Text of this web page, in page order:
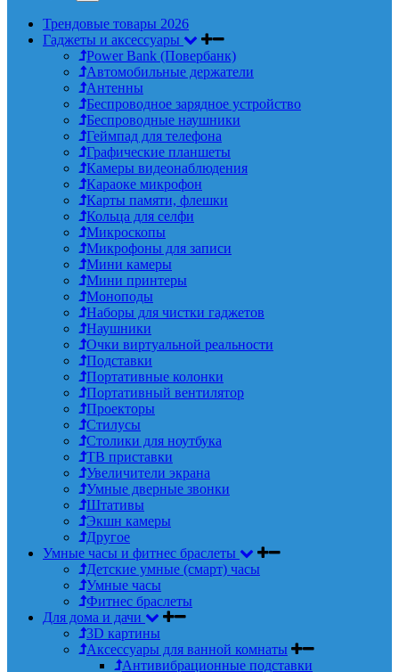
Трендовые товары 2026
Гаджеты и аксессуары
Power Bank (Повербанк)
Автомобильные держатели
Антенны
Беспроводное зарядное устройство
Беспроводные наушники
Геймпад для телефона
Графические планшеты
Камеры видеонаблюдения
Караоке микрофон
Карты памяти, флешки
Кольца для селфи
Микроскопы
Микрофоны для записи
Мини камеры
Мини принтеры
Моноподы
Наборы для чистки гаджетов
Наушники
Очки виртуальной реальности
Подставки
Портативные колонки
Портативный вентилятор
Проекторы
Стилусы
Столики для ноутбука
ТВ приставки
Увеличители экрана
Умные дверные звонки
Штативы
Экшн камеры
Другое
Умные часы и фитнес браслеты
Детские умные (смарт) часы
Умные часы
Фитнес браслеты
Для дома и дачи
3D картины
Аксессуары для ванной комнаты
Антивибрационные подставки